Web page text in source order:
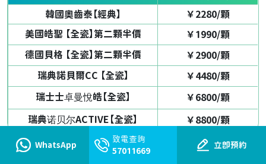
韓國奧齒泰【經典】 ￥2280/顆
美國皓聖 【全瓷】第二顆半價 ￥1990/顆
德國貝格 【全瓷】第二顆半價 ￥2900/顆
瑞典諾貝爾CC 【全瓷】 ￥4480/顆
瑞士士卓曼悅皓【全瓷】 ￥6800/顆
瑞典诺贝尔ACTIVE【全瓷】 ￥8800/顆
WhatsApp
致電查詢
57011669
立即預約